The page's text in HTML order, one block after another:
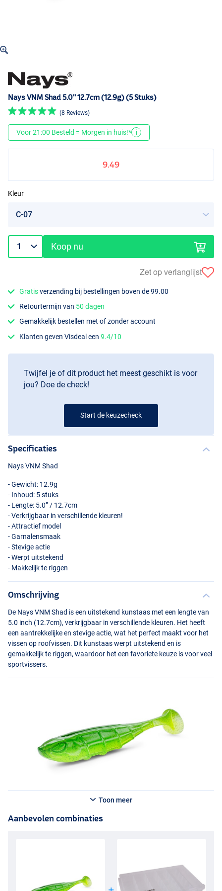
Nays VNM Shad 5.0'' 12.7cm (12.9g) (5 Stuks)
(8 Reviews)
Voor 21:00 Besteld = Morgen in huis!* i
9.49
Kleur
Koop nu
Zet op verlanglijst
Gratisverzending bij bestellingen boven de 99.00
Retourtermijn van 50 dagen
Gemakkelijk bestellen met of zonder account
Klanten geven Visdeal een9.4/10
Twijfel je of dit product het meest geschikt is voor
jou? Doe de check!
Start de keuzecheck
Specificaties
NaysVNM Shad
- Gewicht: 12.9g
- Inhoud: 5 stuks
- Lengte: 5.0’’ / 12.7cm
- Verkrijgbaar in verschillende kleuren!
- Attractief model
- Garnalensmaak
- Stevige actie
- Werpt uitstekend
- Makkelijk te riggen
Omschrijving
De NaysVNM Shad is een uitstekend kunstaas met een lengte van
5.0 inch (12.7cm), verkrijgbaar in verschillende kleuren. Het heeft
een aantrekkelijke en stevige actie, wat het perfect maakt voor het
vissen op roofvissen. Dit kunstaas werpt uitstekend en is
gemakkelijk te riggen, waardoor het een favoriete keuze is voor veel
sportvissers.
Toon meer
Aanbevolen combinaties